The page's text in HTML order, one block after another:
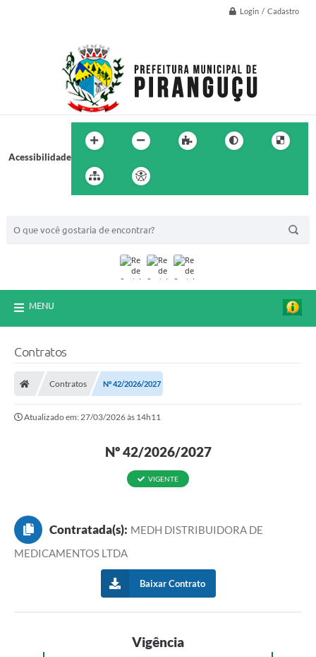
Login / Cadastro
Acessibilidade
MENU
Contratos
Contratos Nº 42/2026/2027
Atualizado em: 27/03/2026 às 14h11
Nº 42/2026/2027
VIGENTE
Contratada(s): MEDH DISTRIBUIDORA DE
MEDICAMENTOS LTDA
Baixar Contrato
Vigência